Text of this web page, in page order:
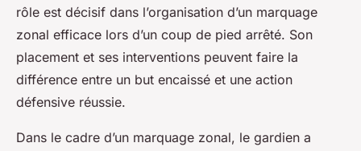
rôle est décisif dans l’organisation d’un marquage
zonal efficace lors d’un coup de pied arrêté. Son
placement et ses interventions peuvent faire la
différence entre un but encaissé et une action
défensive réussie.
Dans le cadre d’un marquage zonal, le gardien a